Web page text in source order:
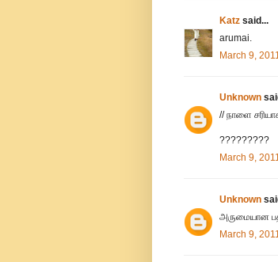
Katz said...
arumai.
March 9,
Unknown
// நாளை
?????????
March 9,
Unknown
அருமையான
March 9,